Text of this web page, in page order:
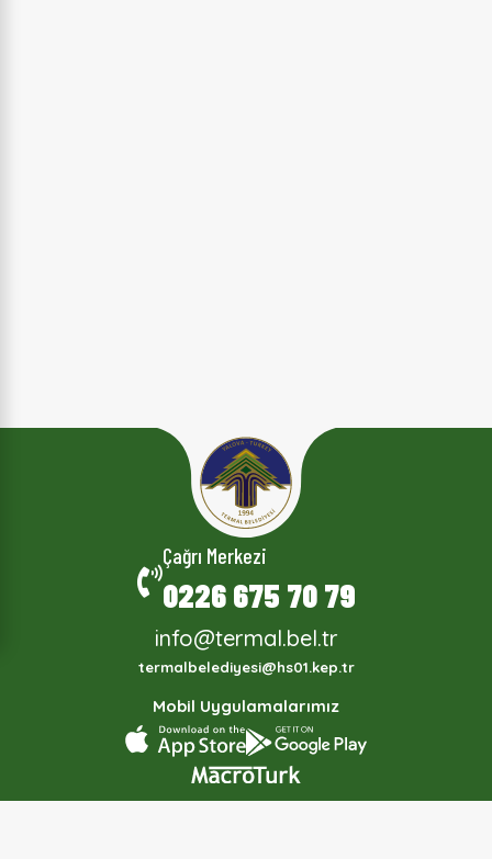
Çağrı Merkezi
0226 675 70 79
info@termal.bel.tr
termalbelediyesi@hs01.kep.tr
Mobil Uygulamalarımız